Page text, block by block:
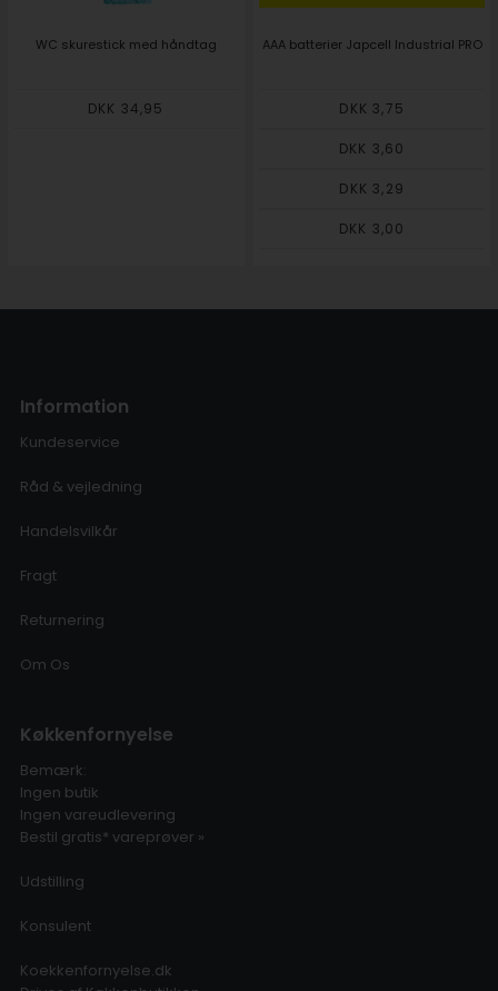
WC skurestick med håndtag
DKK 34,95
AAA batterier Japcell Industrial PRO
DKK 3,75
DKK 3,60
DKK 3,29
DKK 3,00
Information
Kundeservice
Råd & vejledning
Handelsvilkår
Fragt
Returnering
Om Os
Køkkenfornyelse
Bemærk:
Ingen butik
Ingen vareudlevering
Bestil gratis* vareprøver »
Udstilling
Konsulent
Koekkenfornyelse.dk